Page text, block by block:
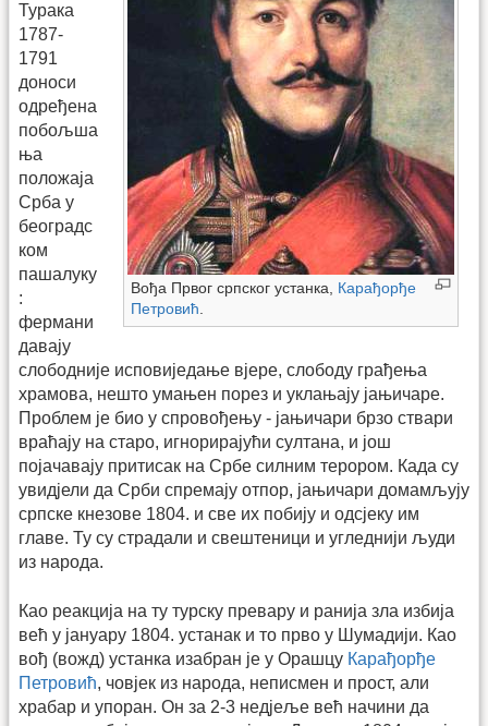
Вођа Првог српског устанка, Карађорђе
Петровић
Турака
1787-
1791
доноси
одређена
побољша
ња
положаја
Срба у
београдс
ком
пашалуку
:
фермани
давају
слободније исповиједање вјере, слободу грађења
храмова, нешто умањен порез и уклањају јањичаре.
Проблем је био у спровођењу - јањичари брзо ствари
враћају на старо, игнорирајући султана, и још
појачавају притисак на Србе силним терором. Када су
увидјели да Срби спремају отпор, јањичари домамљују
српске кнезове 1804. и све их побију и одсјеку им
главе. Ту су страдали и свештеници и угледнији људи
из народа.
Као реакција на ту турску превару и ранија зла избија
већ у јануару 1804. устанак и то прво у Шумадији. Као
вођ (вожд) устанка изабран је у Орашцу Карађорђе
Петровић, човјек из народа, неписмен и прост, али
храбар и упоран. Он за 2-3 недјеље већ начини да